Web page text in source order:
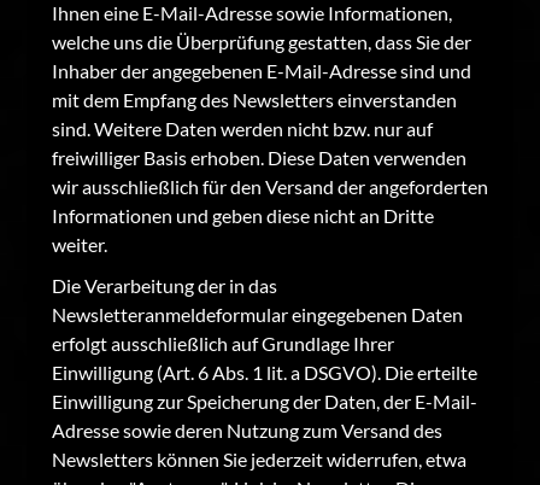
Ihnen eine E-Mail-Adresse sowie Informationen,
welche uns die Überprüfung gestatten, dass Sie der
Inhaber der angegebenen E-Mail-Adresse sind und
mit dem Empfang des Newsletters einverstanden
sind. Weitere Daten werden nicht bzw. nur auf
freiwilliger Basis erhoben. Diese Daten verwenden
wir ausschließlich für den Versand der angeforderten
Informationen und geben diese nicht an Dritte
weiter.
Die Verarbeitung der in das
Newsletteranmeldeformular eingegebenen Daten
erfolgt ausschließlich auf Grundlage Ihrer
Einwilligung (Art. 6 Abs. 1 lit. a DSGVO). Die erteilte
Einwilligung zur Speicherung der Daten, der E-Mail-
Adresse sowie deren Nutzung zum Versand des
Newsletters können Sie jederzeit widerrufen, etwa